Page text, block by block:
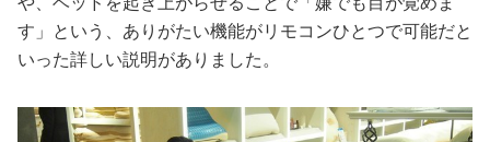
す」という、ありがたい機能がリモコンひとつで可能だと
いった詳しい説明がありました。